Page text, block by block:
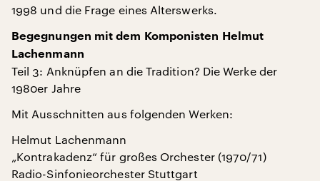
1998 und die Frage eines Alterswerks.
Begegnungen mit dem Komponisten Helmut
Lachenmann
Teil 3: Anknüpfen an die Tradition? Die Werke der
1980er Jahre
Mit Ausschnitten aus folgenden Werken:
Helmut Lachenmann
„Kontrakadenz“ für großes Orchester (1970/71)
Radio-Sinfonieorchester Stuttgart